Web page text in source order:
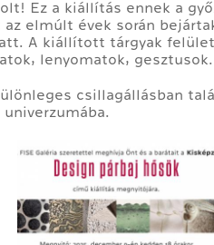
Ez a kiállítás ennek a
elmúlt évek során
A kiállított tárgyak
lenyomatok, gesztusok.
csillagállásban